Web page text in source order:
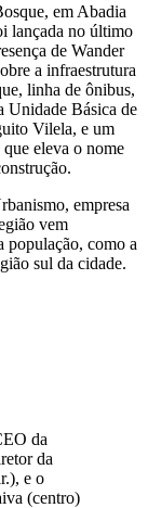
em Abadia
lançada no último
de Wander
a infraestrutura
linha de ônibus,
Unidade Básica de
Vilela, e um
eleva o nome
empresa
vem
população, como a
sul da cidade.
da
da
e o
(centro)